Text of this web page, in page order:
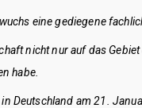
eine gediegene
nicht nur auf das
habe.
Deutschland am 21.